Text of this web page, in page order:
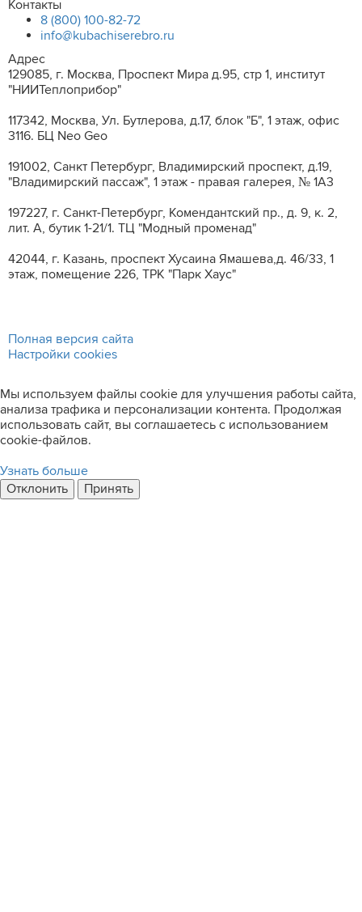
Контакты
8 (800) 100-82-72
info@kubachiserebro.ru
Адрес
129085, г. Москва, Проспект Мира д.95, стр 1, институт
"НИИТеплоприбор"
117342, Москва, Ул. Бутлерова, д.17, блок "Б", 1 этаж, офис
3116. БЦ Neo Geo
191002, Санкт Петербург, Владимирский проспект, д.19,
"Владимирский пассаж", 1 этаж - правая галерея, № 1А3
197227, г. Санкт-Петербург, Комендантский пр., д. 9, к. 2,
лит. A, бутик 1-21/1. ТЦ "Модный променад"
42044, г. Казань, проспект Хусаина Ямашева,д. 46/33, 1
этаж, помещение 226, ТРК "Парк Хаус"
Полная версия сайта
Настройки cookies
Мы используем файлы cookie для улучшения работы сайта,
анализа трафика и персонализации контента. Продолжая
использовать сайт, вы соглашаетесь с использованием
cookie-файлов.
Узнать больше
Отклонить
Принять